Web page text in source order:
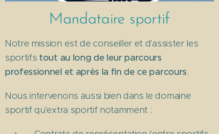
Mandataire sportif
Notre mission est de conseiller et d'assister les
sportifs tout au long de leur parcours
professionnel et après la fin de ce parcours.
Nous intervenons aussi bien dans le domaine
sportif qu'extra sportif notamment :